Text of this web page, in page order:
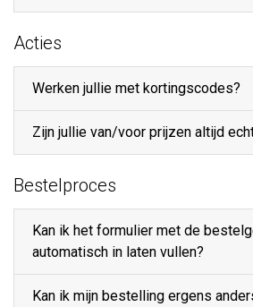
Acties
Werken jullie met kortingscodes?
Zijn jullie van/voor prijzen altijd
Bestelproces
Kan ik het formulier met de
automatisch in laten vullen?
Kan ik mijn bestelling ergens